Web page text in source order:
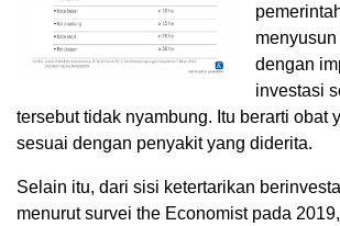
dengan
investasi
tersebut tidak nyambung. Itu berarti obat
sesuai dengan penyakit yang diderita.
Selain itu, dari sisi ketertarikan
menurut survei the Economist pada